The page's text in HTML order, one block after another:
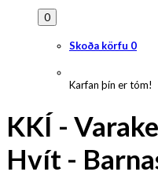
0
Skoða körfu 0
Karfan þín er tóm!
KKÍ -
Hvít -